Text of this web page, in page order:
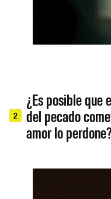
2
¿Es posible que
del pecado
amor lo perdone?